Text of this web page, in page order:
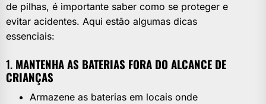
de pilhas, é importante saber como se proteger e
evitar acidentes. Aqui estão algumas dicas
essenciais:
1. MANTENHA AS BATERIAS FORA DO ALCANCE DE
CRIANÇAS
Armazene as baterias em locais onde